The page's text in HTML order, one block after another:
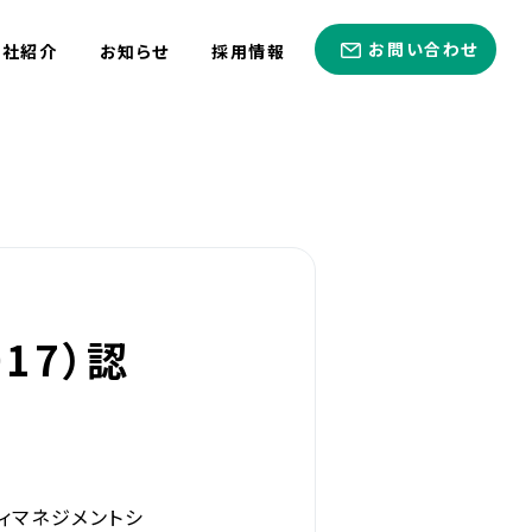
紹介 お知らせ 採用情報 お問い合わせ
）認
ネジメントシ